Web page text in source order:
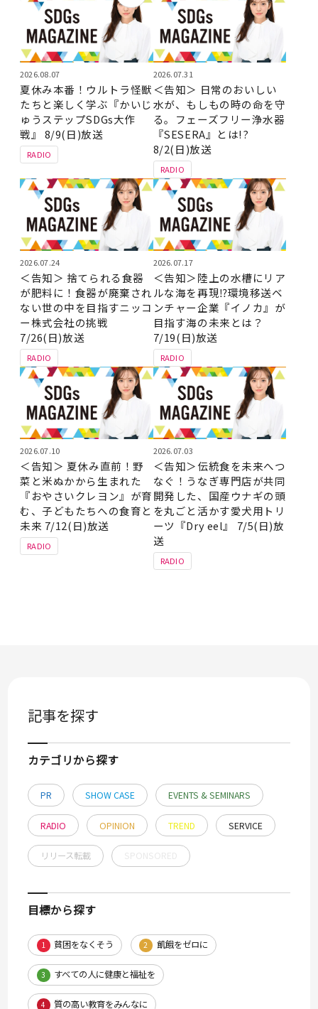
RADIO
2026.08.07
夏休み本番！ウルトラ怪獣
たちと楽しく学ぶ『かいじ
ゅうステップSDGs大作
戦』 8/9(日)放送
RADIO
2026.07.31
＜告知＞ 日常のおいしい
水が、もしもの時の命を守
る。フェーズフリー浄水器
『SESERA』とは!?
8/2(日)放送
RADIO
2026.07.24
＜告知＞ 捨てられる食器
が肥料に！食器が廃棄され
ない世の中を目指すニッコ
ー株式会社の挑戦
7/26(日)放送
RADIO
2026.07.17
＜告知＞陸上の水槽にリア
ルな海を再現⁉環境移送ベ
ンチャー企業『イノカ』が
目指す海の未来とは？
7/19(日)放送
RADIO
2026.07.10
＜告知＞ 夏休み直前！野
菜と米ぬかから生まれた
『おやさいクレヨン』が育
む、子どもたちへの食育と
未来 7/12(日)放送
RADIO
2026.07.03
＜告知＞伝統食を未来へつ
なぐ！うなぎ専門店が共同
開発した、国産ウナギの頭
を丸ごと活かす愛犬用トリ
ーツ『Dry eel』 7/5(日)放
送
記事を探す
カテゴリから探す
PR SHOW CASE EVENTS & SEMINARS
RADIO OPINION TREND SERVICE
リリース転載
目標から探す
1 貧困をなくそう 2 飢餓をゼロに
3 すべての人に健康と福祉を
4 質の高い教育をみんなに